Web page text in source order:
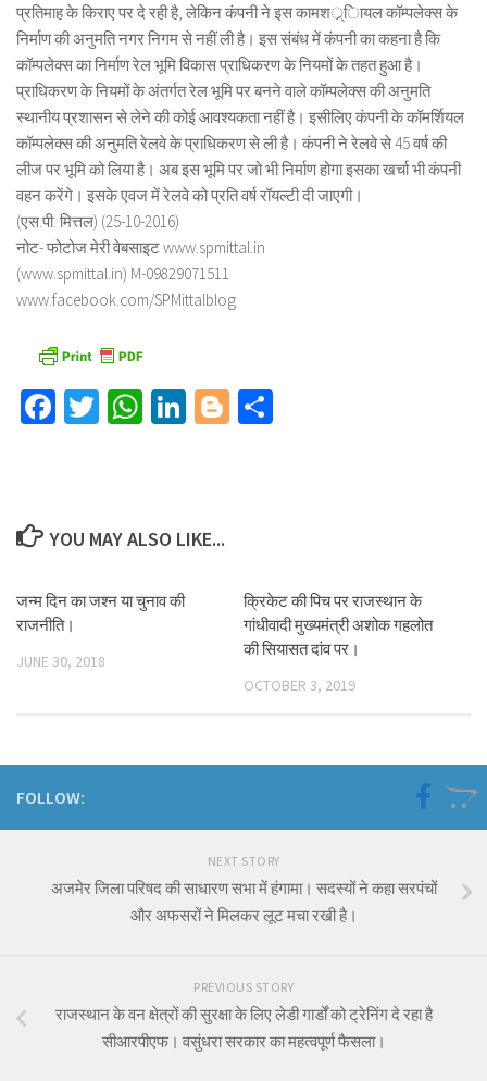
प्रतिमाह के किराए पर दे रही है, लेकिन कंपनी ने इस कामशर््िायल कॉम्पलेक्स के
निर्माण की अनुमति नगर निगम से नहीं ली है। इस संबंध में कंपनी का कहना है कि
कॉम्पलेक्स का निर्माण रेल भूमि विकास प्राधिकरण के नियमों के तहत हुआ है।
प्राधिकरण के नियमों के अंतर्गत रेल भूमि पर बनने वाले कॉम्पलेक्स की अनुमति
स्थानीय प्रशासन से लेने की कोई आवश्यकता नहीं है। इसीलिए कंपनी के कॉमर्शियल
कॉम्पलेक्स की अनुमति रेलवे के प्राधिकरण से ली है। कंपनी ने रेलवे से 45 वर्ष की
लीज पर भूमि को लिया है। अब इस भूमि पर जो भी निर्माण होगा इसका खर्चा भी कंपनी
वहन करेंगे। इसके एवज में रेलवे को प्रति वर्ष रॉयल्टी दी जाएगी।
(एस.पी. मित्तल) (25-10-2016)
नोट- फोटोज मेरी वेबसाइट www.spmittal.in
(www.spmittal.in) M-09829071511
www.facebook.com/SPMittalblog
Facebook
TwitterWhatsApp
LinkedIn
Blogger
YOU MAY ALSO LIKE...
जन्म दिन का जश्न या चुनाव की
राजनीति।
JUNE 30, 2018
क्रिकेट की पिच पर राजस्थान के
गांधीवादी मुख्यमंत्री अशोक गहलोत
की सियासत दांव पर।
OCTOBER 3, 2019
FOLLOW:
NEXT STORY
अजमेर जिला परिषद की साधारण सभा में हंगामा। सदस्यों ने कहा सरपंचों
और अफसरों ने मिलकर लूट मचा रखी है।
PREVIOUS STORY
राजस्थान के वन क्षेत्रों की सुरक्षा के लिए लेडी गार्डों को ट्रेनिंग दे रहा है
सीआरपीएफ। वसुंधरा सरकार का महत्वपूर्ण फैसला।